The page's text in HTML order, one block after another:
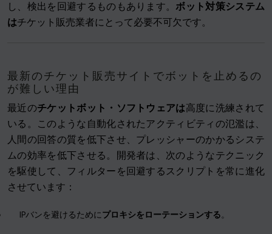
し、検出を回避するものもあります。 ボット対策システム
はチケット販売業者にとって必要不可欠です。
最新のチケット販売サイトでボットを止めるの
が難しい理由
最近のチケットボット・ソフトウェアは高度に洗練されて
いる。このような自動化されたアクティビティの氾濫は、
人間の回答の質を低下させ、プレッシャーのかかるシステ
ムの効率を低下させる。開発者は、次のようなテクニック
を駆使して、フィルターを回避するスクリプトを常に進化
させています：
IPバンを避けるためにプロキシをローテーションする。